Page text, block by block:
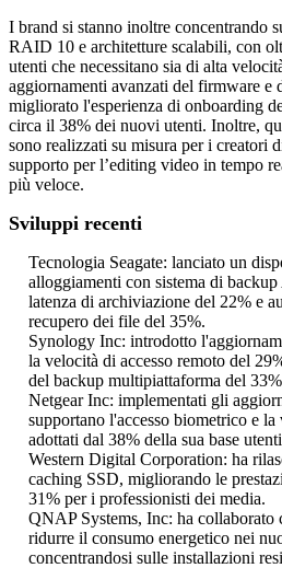
I brand si stanno inoltre concentrando
RAID 10 e architetture scalabili, con
utenti che necessitano sia di alta
aggiornamenti avanzati del firmware e
migliorato l'esperienza di onboarding
circa il 38% dei nuovi utenti. Inoltre,
sono realizzati su misura per i creatori
supporto per l’editing video in tempo
più veloce.
Sviluppi recenti
Tecnologia Seagate: lanciato un
alloggiamenti con sistema di
latenza di archiviazione del 22% e
recupero dei file del 35%.
Synology Inc: introdotto
la velocità di accesso remoto del
del backup multipiattaforma del
Netgear Inc: implementati gli
supportano l'accesso biometrico e
adottati dal 38% della sua base
Western Digital Corporation: ha
caching SSD, migliorando le
31% per i professionisti dei media.
QNAP Systems, Inc: ha
ridurre il consumo energetico nei
concentrandosi sulle installazioni